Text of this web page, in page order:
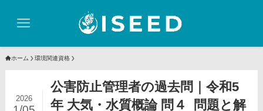
ホーム 環境関連資格
公害防止管理者の過去問｜令和5
年 大気・水質概論 問４ 問題と解
2026